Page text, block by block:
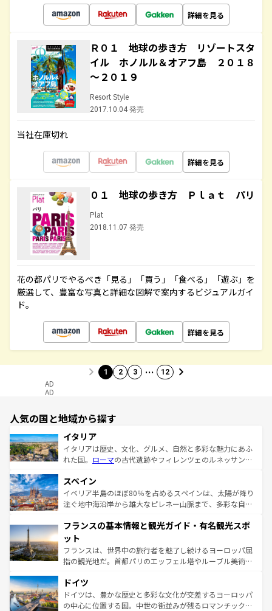
詳細を見る
Ｒ０１ 地球の歩き方 リゾートスタ
イル ホノルル＆オアフ島 ２０１８
～２０１９
Resort Style
2017.10.04 発売
当社在庫切れ
詳細を見る
０１ 地球の歩き方 Ｐｌａｔ パリ
Plat
2018.11.07 発売
花の都パリでやるべき「見る」「買う」「食べる」「遊ぶ」を
厳選して、豊富な写真と詳細な図解で案内するビジュアルガイ
ド。
詳細を見る
1 2 3 … 12
AD
AD
人気の国と地域から探す
イタリア
イタリアは歴史、文化、グルメ、自然と多彩な魅力にあふ
れた国。 ローマの古代遺跡やフィレンツェのルネッサンス
ろん、トスカーナの美しい田園風景やアマルフィ海岸の絶
景など、自然景観も見逃せない。観光の合間には、本場の
ピザやパスタなど、絶品のイタリア料理を堪能することも
ませてくれるイタリアで、忘れられない旅をしてみよう！
なお、新着のイタリア情報は
しい。
スペイン
イベリア半島のほぼ80％を占めるスペインは、太陽が降り
注ぐ地中海沿岸から雄大なピレネー山脈まで、多彩な自然
文化が根付くこの国では、情熱的なフラメンコ、熱気あふ
れる闘牛、そして美味しいタパスが生活の一部となってい
る。首都マドリードの洗練された雰囲気や、バルセロナの
アートに溢れた街角から、地方では古代ローマ遺跡や中世
せる。地方によって風土や気候が異なるスペインはその個
性で訪れる人を魅了する。 なお、新着のスペイン情報は コ
ンテンツ一覧を参照してほしい。
フランスの基本情報と観光ガイド・有名観光スポ
ット
フランスは、世界中の旅行者を魅了し続けるヨーロッパ屈
指の観光地だ。首都パリのエッフェル塔やルーブル美術館
で、幅広い魅力が詰まっている。華麗な宮殿、歴史的な大
聖堂、美しいビーチ、そして豊かな自然が、訪れる者を心
から魅了する。また、フランスは美食の国としても知ら
ドイツ
ドイツは、豊かな歴史と多彩な文化が交差するヨーロッパ
の中心に位置する国。中世の街並みが残るロマンチック街